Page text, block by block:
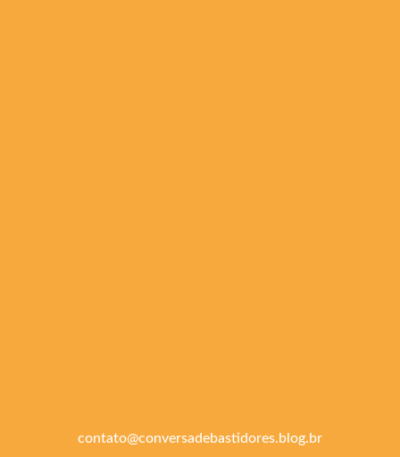
contato@conversadebastidores.blog.br